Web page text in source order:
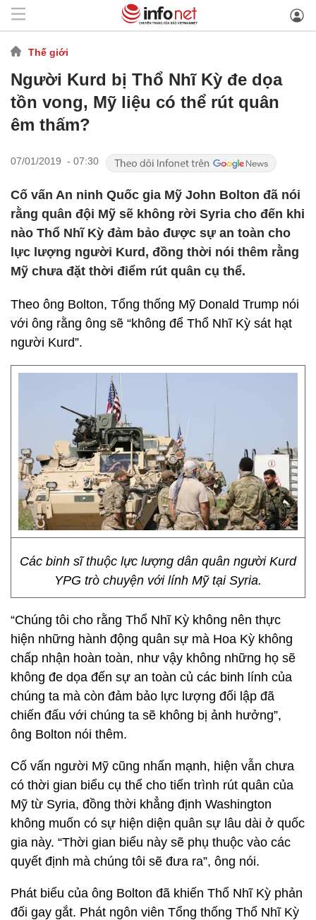
Thế giới
Người Kurd bị Thổ Nhĩ Kỳ đe dọa
tồn vong, Mỹ liệu có thể rút quân
êm thấm?
07/01/2019 - 07:30
Cố vấn An ninh Quốc gia Mỹ John Bolton đã nói
rằng quân đội Mỹ sẽ không rời Syria cho đến khi
nào Thổ Nhĩ Kỳ đảm bảo được sự an toàn cho
lực lượng người Kurd, đồng thời nói thêm rằng
Mỹ chưa đặt thời điểm rút quân cụ thể.
Theo ông Bolton, Tổng thống Mỹ Donald Trump nói
với ông rằng ông sẽ “không để Thổ Nhĩ Kỳ sát hạt
người Kurd”.
Các binh sĩ thuộc lực lượng dân quân người Kurd
YPG trò chuyện với lính Mỹ tại Syria.
“Chúng tôi cho rằng Thổ Nhĩ Kỳ không nên thực
hiện những hành động quân sự mà Hoa Kỳ không
chấp nhận hoàn toàn, như vậy không những họ sẽ
không đe dọa đến sự an toàn củ các binh lính của
chúng ta mà còn đảm bảo lực lượng đối lập đã
chiến đấu với chúng ta sẽ không bị ảnh hưởng”,
ông Bolton nói thêm.
Cố vấn người Mỹ cũng nhấn mạnh, hiện vẫn chưa
có thời gian biểu cụ thể cho tiến trình rút quân của
Mỹ từ Syria, đồng thời khẳng định Washington
không muốn có sự hiện diện quân sự lâu dài ở quốc
gia này. “Thời gian biểu này sẽ phụ thuộc vào các
quyết định mà chúng tôi sẽ đưa ra”, ông nói.
Phát biểu của ông Bolton đã khiến Thổ Nhĩ Kỳ phản
đối gay gắt. Phát ngôn viên Tổng thống Thổ Nhĩ Kỳ